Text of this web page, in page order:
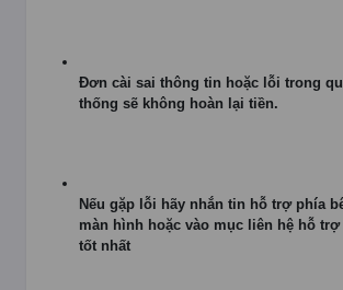
Đơn cài sai thông tin hoặc lỗi trong
thống sẽ không hoàn lại tiền.
Nếu gặp lỗi hãy nhắn tin hỗ trợ phía
màn hình hoặc vào mục liên hệ hỗ
tốt nhất